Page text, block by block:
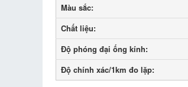
Màu sắc:
Chất liệu:
Độ phóng đại ống kính:
Độ chính xác/1km đo lặp: